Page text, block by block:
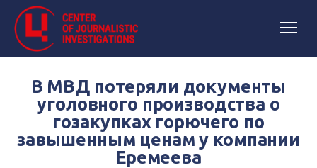
В МВД потеряли документы
уголовного производства о
гозакупках горючего по
завышенным ценам у компании
Еремеева